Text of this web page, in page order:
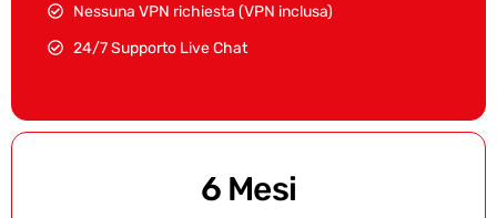
Nessuna VPN richiesta (VPN inclusa)
24/7 Supporto Live Chat
6 Mesi